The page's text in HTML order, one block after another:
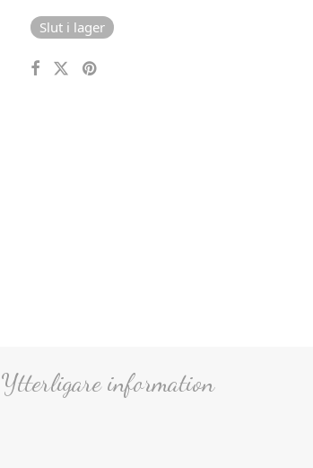
Slut i lager
Ytterligare information